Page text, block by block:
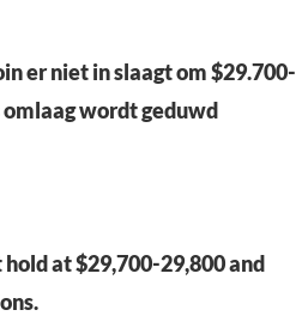
er niet in slaagt om $29.700-
wordt geduwd
hold at $29,700-29,800 and